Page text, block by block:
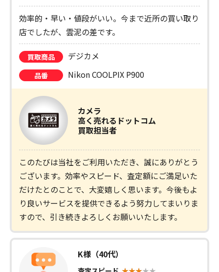
効率的・早い・値段がいい。今まで近所の買い取り
店でしたが、雲泥の差です。
買取商品 デジカメ
品番 Nikon COOLPIX P900
カメラ
高く売れるドットコム
買取担当者
このたびは当社をご利用いただき、誠にありがとう
ございます。効率やスピード、査定額にご満足いた
だけたとのことで、大変嬉しく思います。今後もよ
り良いサービスを提供できるよう努力してまいりま
すので、引き続きよろしくお願いいたします。
K様（40代）